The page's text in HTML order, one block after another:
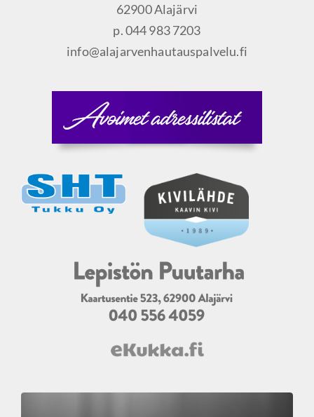
62900 Alajärvi
p. 044 983 7203
info@alajarvenhautauspalvelu.fi